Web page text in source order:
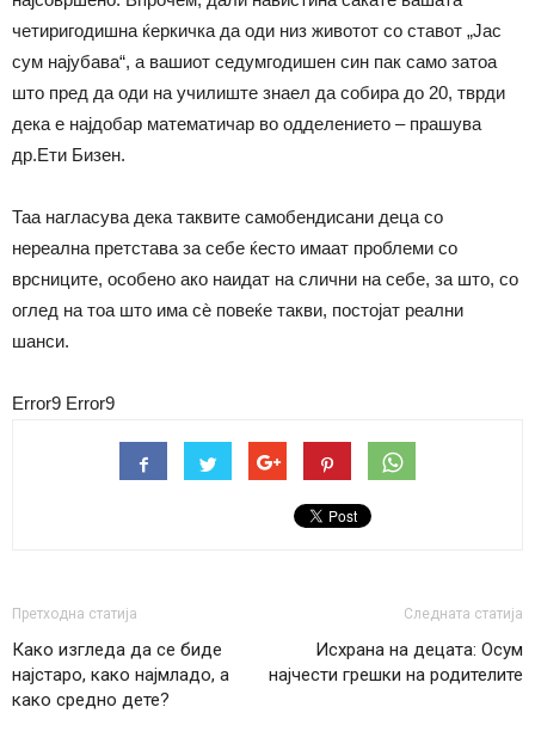
четиригодишна ќеркичка да оди низ животот со ставот „Јас
сум најубава“, а вашиот седумгодишен син пак само затоа
што пред да оди на училиште знаел да собира до 20, тврди
дека е најдобар математичар во одделението – прашува
др.Ети Бизен.
Таа нагласува дека таквите самобендисани деца со
нереална претстава за себе ќесто имаат проблеми со
врсниците, особено ако наидат на слични на себе, за што, со
оглед на тоа што има сѐ повеќе такви, постојат реални
шанси.
Error9 Error9
Претходна статија
Како изгледа да се биде
најстаро, како најмладо, а
како средно дете?
Следната статија
Исхрана на децата: Осум
најчести грешки на родителите